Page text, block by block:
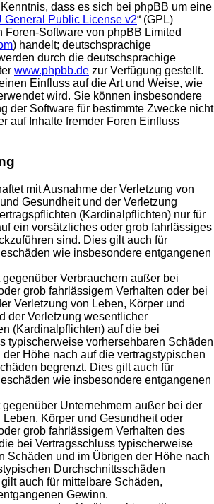
dass es sich bei phpBB um eine
General Public License v2“ (GPL)
Foren-Software von phpBB Limited
) handelt; deutschsprachige
durch die deutschsprachige
www.phpbb.de zur Verfügung gestellt.
Einfluss auf die Art und Weise, wie
wird. Sie können insbesondere
der Software für bestimmte Zwecke nicht
auf Inhalte fremder Foren Einfluss
mit Ausnahme der Verletzung von
Gesundheit und der Verletzung
(Kardinalpflichten) nur für
ein vorsätzliches oder grob fahrlässiges
sind. Dies gilt auch für
wie insbesondere entgangenen
gegenüber Verbrauchern außer bei
grob fahrlässigem Verhalten oder bei
Verletzung von Leben, Körper und
der Verletzung wesentlicher
(Kardinalpflichten) auf die bei
typischerweise vorhersehbaren Schäden
der Höhe nach auf die vertragstypischen
begrenzt. Dies gilt auch für
wie insbesondere entgangenen
gegenüber Unternehmern außer bei der
Leben, Körper und Gesundheit oder
grob fahrlässigem Verhalten des
bei Vertragsschluss typischerweise
Schäden und im Übrigen der Höhe nach
Durchschnittsschäden
auch für mittelbare Schäden,
Gewinn.